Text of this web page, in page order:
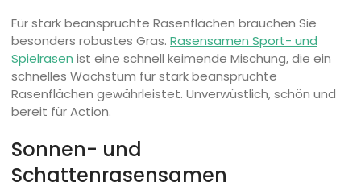
Für stark beanspruchte Rasenflächen brauchen Sie
besonders robustes Gras. Rasensamen Sport- und
Spielrasen ist eine schnell keimende Mischung, die ein
schnelles Wachstum für stark beanspruchte
Rasenflächen gewährleistet. Unverwüstlich, schön und
bereit für Action.
Sonnen- und
Schattenrasensamen